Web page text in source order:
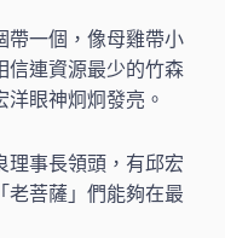
帶一個，像母雞帶小
信連資源最少的竹森
眼神炯炯發亮。
理事長領頭，有邱宏
老菩薩」們能夠在最